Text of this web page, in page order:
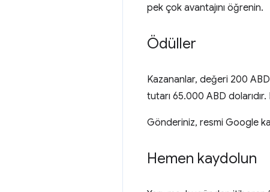
pek çok avantajını öğrenin.
Ödüller
Kazananlar, değeri 200
tutarı 65.000 ABD
Gönderiniz, resmi Google
Hemen kaydolun